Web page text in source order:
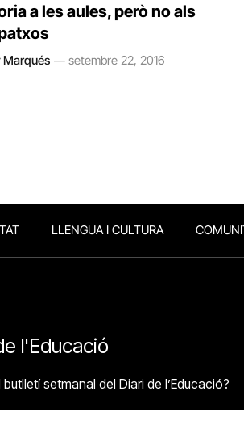
a les aules, però no als
Marqués setembre 22, 2016
LLENGUA I CULTURA